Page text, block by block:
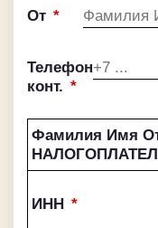
От *
Телефон
конт. *
Фамилия Имя
ИНН *